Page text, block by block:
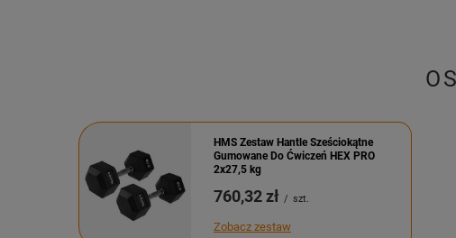
HMS Zestaw Hantle Sześciokątne
Gumowane Do Ćwiczeń HEX PRO
2x27,5 kg
760,32 zł / szt.
Zobacz zestaw